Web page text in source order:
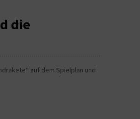
die
auf dem Spielplan und